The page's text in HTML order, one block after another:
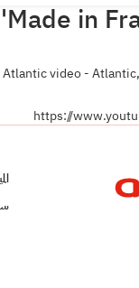
in
video -
https://